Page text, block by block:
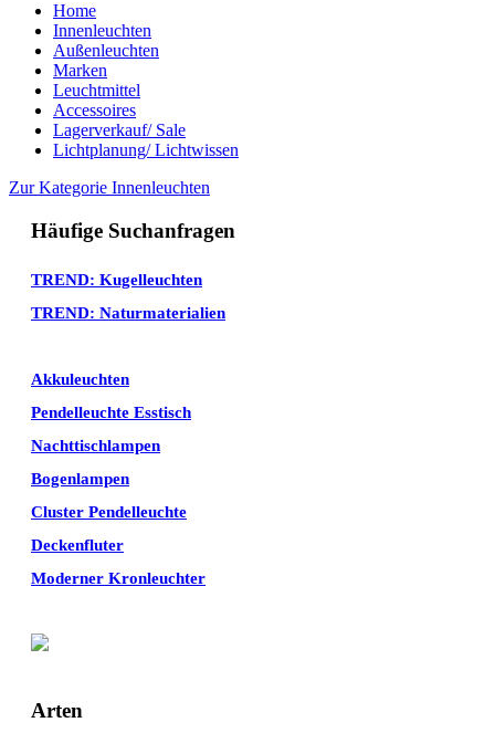
Home
Innenleuchten
Außenleuchten
Marken
Leuchtmittel
Accessoires
Lagerverkauf/ Sale
Lichtplanung/ Lichtwissen
Zur Kategorie Innenleuchten
Häufige Suchanfragen
TREND: Kugelleuchten
TREND: Naturmaterialien
Akkuleuchten
Pendelleuchte Esstisch
Nachttischlampen
Bogenlampen
Cluster Pendelleuchte
Deckenfluter
Moderner Kronleuchter
Arten